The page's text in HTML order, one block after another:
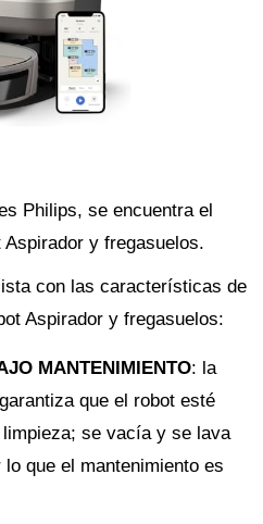
Philips, se encuentra el
y fregasuelos.
con las características de
Aspirador y fregasuelos:
MANTENIMIENTO: la
que el robot esté
se vacía y se lava
que el mantenimiento es